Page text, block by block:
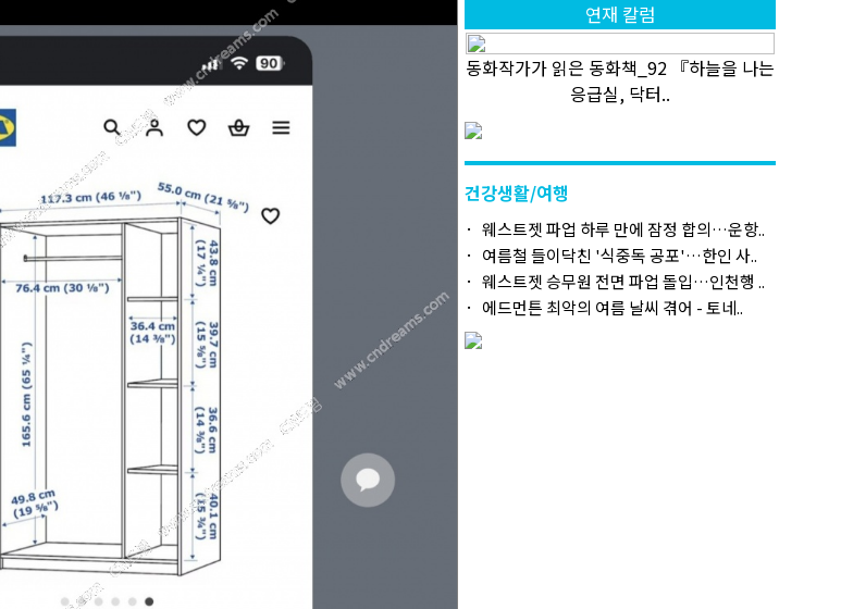
연재 칼럼
동화작가가 읽은 동화책_92 『하늘을 나는
응급실, 닥터..
건강생활/여행
웨스트젯 파업 하루 만에 잠정 합의…운항..
여름철 들이닥친 '식중독 공포'…한인 사..
웨스트젯 승무원 전면 파업 돌입…인천행 ..
에드먼튼 최악의 여름 날씨 겪어 - 토네..